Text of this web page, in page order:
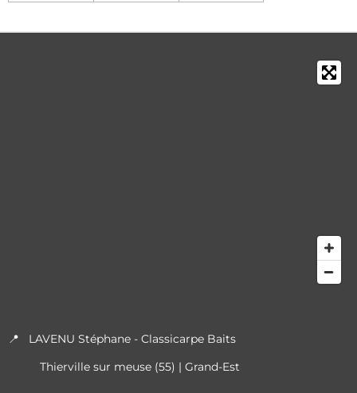
📍 LAVENU Stéphane - Classicarpe Baits
Thierville sur meuse (55) | Grand-Est